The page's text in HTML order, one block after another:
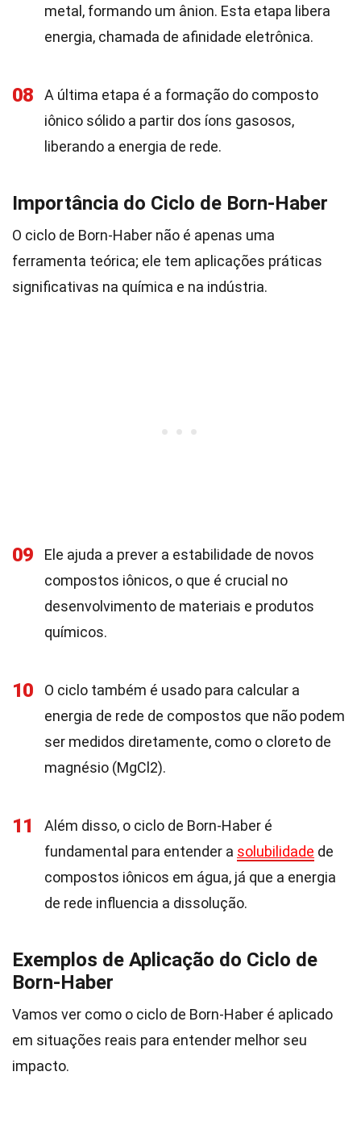
metal, formando um ânion. Esta etapa libera
energia, chamada de afinidade eletrônica.
08
A última etapa é a formação do composto
iônico sólido a partir dos íons gasosos,
liberando a energia de rede.
Importância do Ciclo de Born-Haber
O ciclo de Born-Haber não é apenas uma
ferramenta teórica; ele tem aplicações práticas
significativas na química e na indústria.
09
Ele ajuda a prever a estabilidade de novos
compostos iônicos, o que é crucial no
desenvolvimento de materiais e produtos
químicos.
10
O ciclo também é usado para calcular a
energia de rede de compostos que não podem
ser medidos diretamente, como o cloreto de
magnésio (MgCl2).
11
Além disso, o ciclo de Born-Haber é
fundamental para entender a solubilidade de
compostos iônicos em água, já que a energia
de rede influencia a dissolução.
Exemplos de Aplicação do Ciclo de
Born-Haber
Vamos ver como o ciclo de Born-Haber é aplicado
em situações reais para entender melhor seu
impacto.